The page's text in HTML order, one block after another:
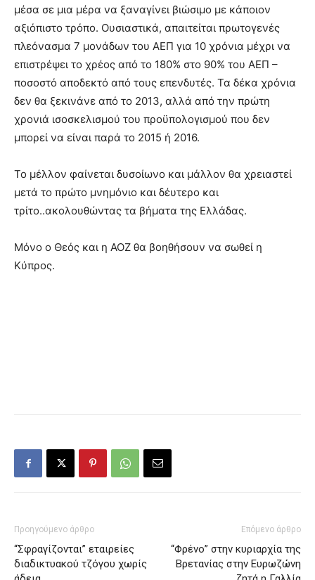
μέσα σε μια μέρα να ξαναγίνει βιώσιμο με κάποιον
αξιόπιστο τρόπο. Ουσιαστικά, απαιτείται πρωτογενές
πλεόνασμα 7 μονάδων του ΑΕΠ για 10 χρόνια μέχρι να
επιστρέψει το χρέος από το 180% στο 90% του ΑΕΠ –
ποσοστό αποδεκτό από τους επενδυτές. Τα δέκα χρόνια
δεν θα ξεκινάνε από το 2013, αλλά από την πρώτη
χρονιά ισοσκελισμού του προϋπολογισμού που δεν
μπορεί να είναι παρά το 2015 ή 2016.
Το μέλλον φαίνεται δυσοίωνο και μάλλον θα χρειαστεί
μετά το πρώτο μνημόνιο και δέυτερο και
τρίτο..ακολουθώντας τα βήματα της Ελλάδας.
Μόνο ο Θεός και η ΑΟΖ θα βοηθήσουν να σωθεί η
Κύπρος.
Προηγούμενο άρθρο
“Σφραγίζονται” εταιρείες
διαδικτυακού τζόγου χωρίς
Επόμενο άρθρο
“Φρένο” στην κυριαρχία της
Βρετανίας στην Ευρωζώνη